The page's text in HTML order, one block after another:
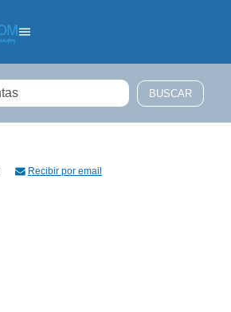
Recibir por email